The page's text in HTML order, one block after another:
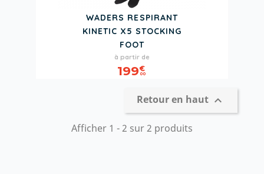
WADERS RESPIRANT
KINETIC X5 STOCKING
FOOT
Prix
à partir de
199€
00
Retour en haut 
Afficher 1 - 2 sur 2 produits